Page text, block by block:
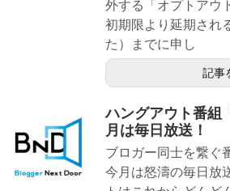
外する「オプトアウ
初期限より延期され
た）までに申し
記事
ハングアウト番組
月は毎日放送！
ブロガー同士を繋ぐ
今月は怒濤の毎日放